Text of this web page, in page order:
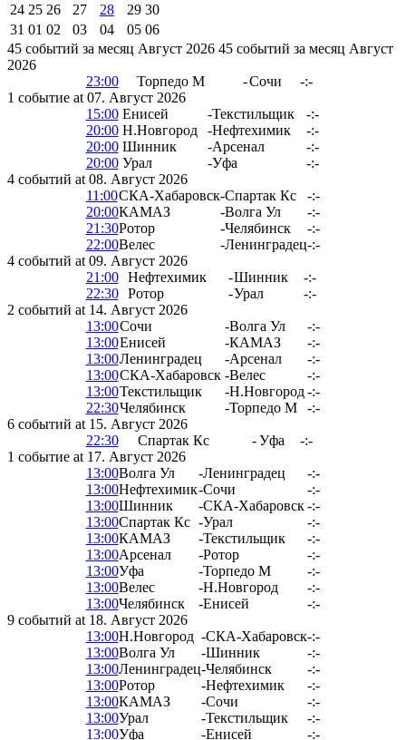
24 25 26 27 28 29 30
31 01 02 03 04 05 06
45 событий за месяц Август 2026 45 событий за месяц Август
2026
23:00
Торпедо М -Сочи
-:-
1 событие at 07. Август 2026
15:00 Енисей -Текстильщик
-:-
20:00 Н.Новгород -Нефтехимик
-:-
20:00 Шинник -Арсенал
-:-
20:00 Урал -Уфа
-:-
4 событий at 08. Август 2026
11:00СКА-Хабаровск-Спартак Кс
-:-
20:00КАМАЗ -Волга Ул
-:-
21:30Ротор -Челябинск
-:-
22:00Велес -Ленинградец-:-
4 событий at 09. Август 2026
21:00
Нефтехимик -Шинник
-:-
22:30
Ротор -Урал
-:-
2 событий at 14. Август 2026
13:00Сочи -Волга Ул
-:-
13:00Енисей -КАМАЗ
-:-
13:00Ленинградец -Арсенал
-:-
13:00СКА-Хабаровск -Велес
-:-
13:00Текстильщик -Н.Новгород -:-
22:30Челябинск -Торпедо М
-:-
6 событий at 15. Август 2026
22:30
Спартак Кс - Уфа
-:-
1 событие at 17. Август 2026
13:00Волга Ул -Ленинградец
-:-
13:00Нефтехимик-Сочи
-:-
13:00Шинник -СКА-Хабаровск -:-
13:00Спартак Кс -Урал
-:-
13:00КАМАЗ -Текстильщик
-:-
13:00Арсенал -Ротор
-:-
13:00Уфа -Торпедо М
-:-
13:00Велес -Н.Новгород
-:-
13:00Челябинск -Енисей
-:-
9 событий at 18. Август 2026
13:00Н.Новгород -СКА-Хабаровск-:-
13:00Волга Ул -Шинник
-:-
13:00Ленинградец-Челябинск
-:-
13:00Ротор -Нефтехимик
-:-
13:00КАМАЗ -Сочи
-:-
13:00Урал -Текстильщик
-:-
13:00Уфа -Енисей -:-